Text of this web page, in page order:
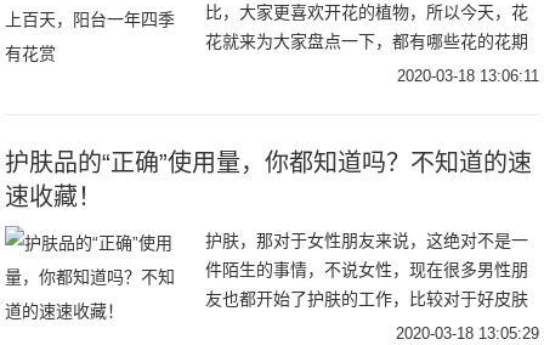
比，大家更喜欢开花的植物，所以今天，花
花就来为大家盘点一下，都有哪些花的花期
最长，给它一个适宜的环境，甚至一年连开
2020-03-18 13:06:11
护肤品的“正确”使用量，你都知道吗？不知道的速
速收藏！
护肤，那对于女性朋友来说，这绝对不是一
件陌生的事情，不说女性，现在很多男性朋
友也都开始了护肤的工作，比较对于好皮肤
的最求，不管男女都想要。而护肤的时候，
2020-03-18 13:05:29